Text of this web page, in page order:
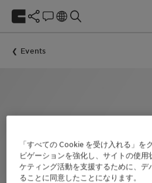
Events
「すべての Cookie を受け入れる」を
ビゲーションを強化し、サイトの使
ケティング活動を支援するために、デ
ることに同意したことになります。